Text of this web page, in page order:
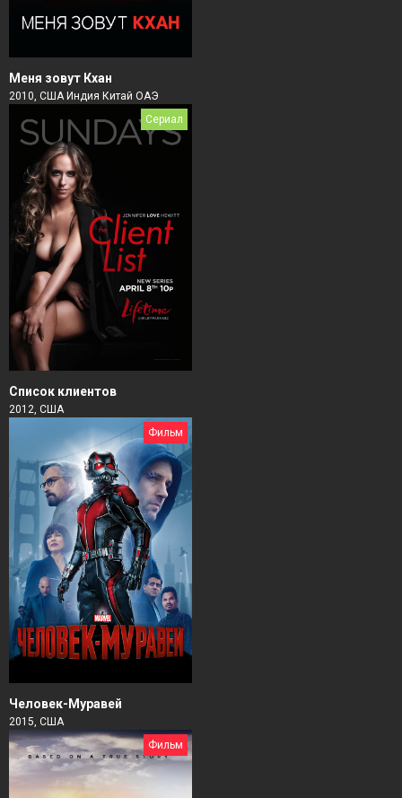
Меня зовут Кхан
2010, США Индия Китай ОАЭ
Сериал
Список клиентов
2012, США
Фильм
Человек-Муравей
2015, США
Фильм